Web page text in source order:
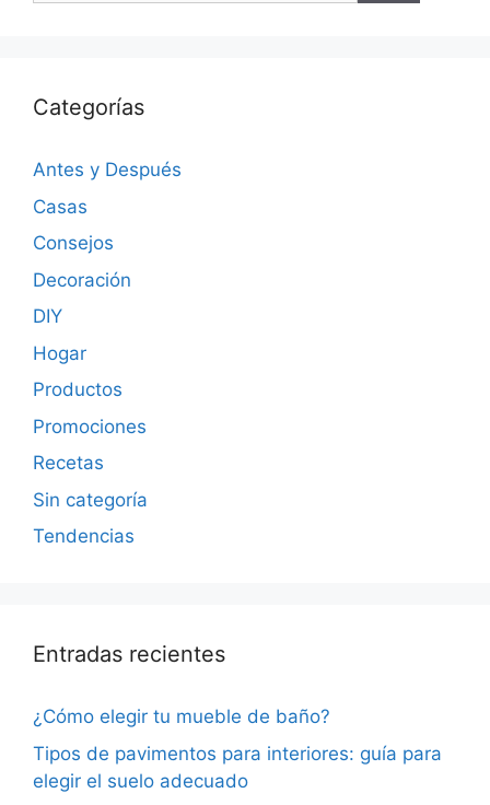
Categorías
Antes y Después
Casas
Consejos
Decoración
DIY
Hogar
Productos
Promociones
Recetas
Sin categoría
Tendencias
Entradas recientes
¿Cómo elegir tu mueble de baño?
Tipos de pavimentos para interiores: guía para
elegir el suelo adecuado